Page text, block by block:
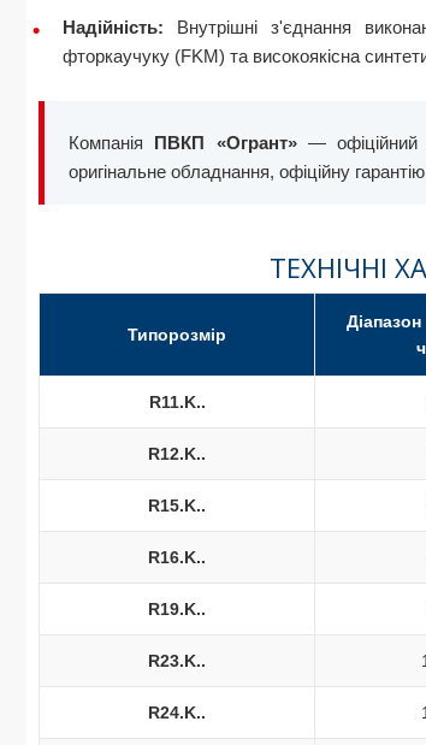
Надійність: Внутрішні з'єднання
фторкаучуку (FKM) та високоякісна
Компанія ПВКП «Огрант»— офіційний
оригінальне обладнання, офіційну
ТЕХНІЧНІ
Типорозмір
R11.K..
R12.K..
R15.K..
R16.K..
R19.K..
R23.K..
R24.K..